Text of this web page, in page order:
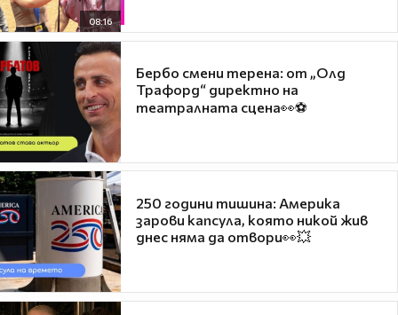
08:16
Бербо смени терена: от „Олд
Трафорд“ директно на
театралната сцена👀⚽
250 години тишина: Америка
зарови капсула, която никой жив
днес няма да отвори👀💥